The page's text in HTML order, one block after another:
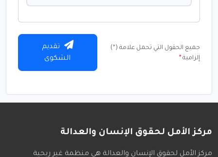
جميع الحقول التي تحمل علامة (*)
إلزامية *
تقديم
الشكوى
مركز الأمل لحقوق الإنسان والعدالة
مركز الأمل لحقوق الإنسان والعدالة هي منظمة غير ربحية